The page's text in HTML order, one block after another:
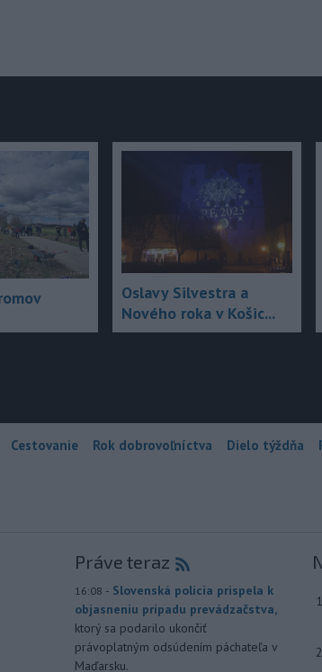
Oslavy Silvestra a
Nového roka v Košic...
Cestovanie Rok dobrovoľníctva Dielo týždňa
Práve teraz
16:08 - Slovenská polícia prispela k
objasneniu prípadu prevádzačstva,
ktorý sa podarilo ukončiť
právoplatným odsúdením páchateľa v
Maďarsku.
1
2